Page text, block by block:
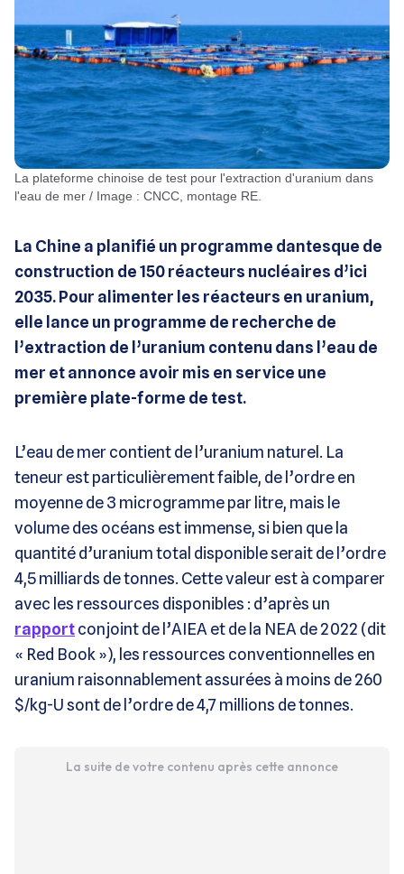
La plateforme chinoise de test pour l'extraction d'uranium dans
l'eau de mer / Image : CNCC, montage RE.
La Chine a planifié un programme dantesque de
construction de 150 réacteurs nucléaires d’ici
2035. Pour alimenter les réacteurs en uranium,
elle lance un programme de recherche de
l’extraction de l’uranium contenu dans l’eau de
mer et annonce avoir mis en service une
première plate-forme de test.
L’eau de mer contient de l’uranium naturel. La
teneur est particulièrement faible, de l’ordre en
moyenne de 3 microgramme par litre, mais le
volume des océans est immense, si bien que la
quantité d’uranium total disponible serait de l’ordre
4,5 milliards de tonnes. Cette valeur est à comparer
avec les ressources disponibles : d’après un
rapportconjoint de l’AIEA et de la NEA de 2022 (dit
« Red Book »), les ressources conventionnelles en
uranium raisonnablement assurées à moins de 260
$/kg-U sont de l’ordre de 4,7 millions de tonnes.
La suite de votre contenu après cette annonce